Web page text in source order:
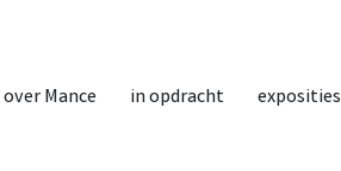
over Mance in opdracht exposities